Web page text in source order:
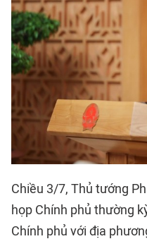
Chiều 3/7, Thủ tướng
họp Chính phủ thường
Chính phủ với địa